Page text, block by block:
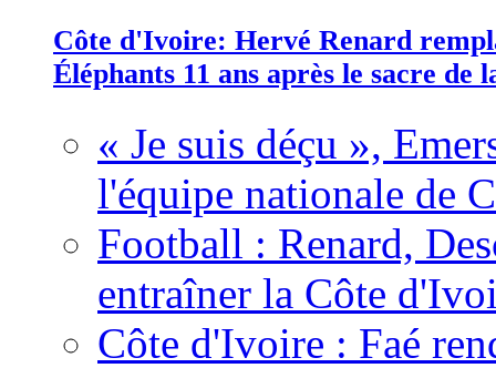
Côte d'Ivoire: Hervé Renard
Éléphants 11 ans après le sacre de
« Je suis déçu »,
l'équipe nationale de
Football : Renard,
entraîner la Côte
Côte d'Ivoire : Faé